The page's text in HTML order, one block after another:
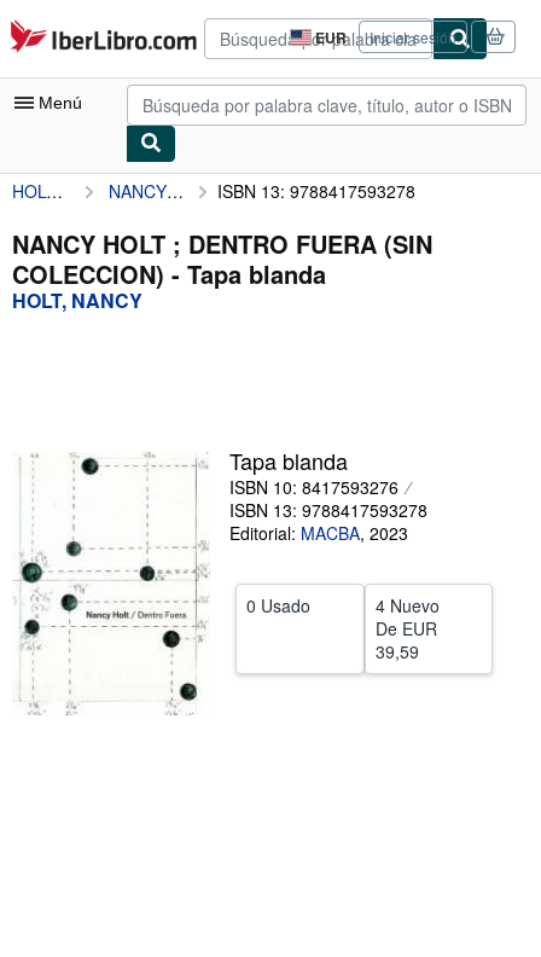
Pasar al contenido principal
IberLibro.com EUR
Preferencias
de
compra
del
Iniciar sesión
Menú
Mi cuenta
Consultar mis pedidos
Cerrar sesión
Arte y coleccionismo
Vendedores
Comenzar a vender
Ayuda
CERRAR
HOLT, NANCY NANCY HOLT ; DENTRO FUERA (SIN COLECCION) ISBN 13: 9788417593278
NANCY HOLT ; DENTRO FUERA (SIN
COLECCION) - Tapa blanda
HOLT, NANCY
Tapa blanda
ISBN 10: 8417593276
ISBN 13: 9788417593278
Editorial: MACBA, 2023
0 Usado
4 Nuevo
De EUR
39,59